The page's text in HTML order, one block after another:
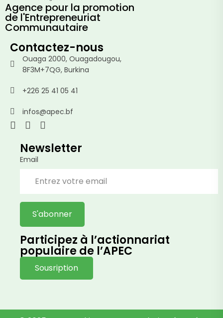
Agence pour la promotion
de l'Entrepreneuriat
Communautaire
Contactez-nous
Ouaga 2000, Ouagadougou,
8F3M+7QG, Burkina
+226 25 41 05 41
infos@apec.bf
Newsletter
Email
Participez à l’actionnariat
populaire de l’APEC
Sousription